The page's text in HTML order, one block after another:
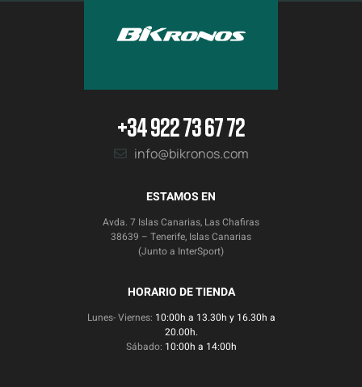
+34 922 73 67 72
info@bikronos.com
ESTAMOS EN
Avda. 7 Islas Canarias, Las Chafiras
38639 – Tenerife, Islas Canarias
(Junto a InterSport)
HORARIO DE TIENDA
Lunes- Viernes: 10:00h a 13.30h y 16.30h a
20.00h.
Sábado: 10:00h a 14:00h